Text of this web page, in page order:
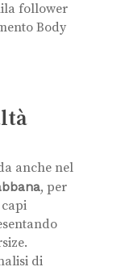
follower
Body
anche nel
, per
di